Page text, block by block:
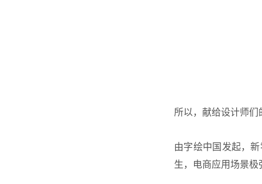
所以，献给设计师们
由字绘中国发起，
生，电商应用场景